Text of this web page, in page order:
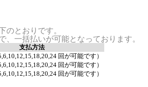
のとおりです。
、一括払いが可能となっております。
支払方法
回が可能です）
回が可能です）
回が可能です）